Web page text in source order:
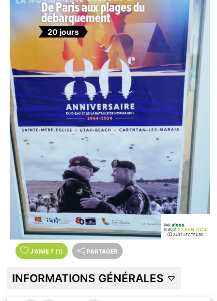
De Paris aux plages du
débarquement
20 jours
PAR aless
PUBLIÉ 21 JUIN 2024
2432 LECTEURS
J'AIME ? (1) PARTAGER
INFORMATIONS GÉNÉRALES